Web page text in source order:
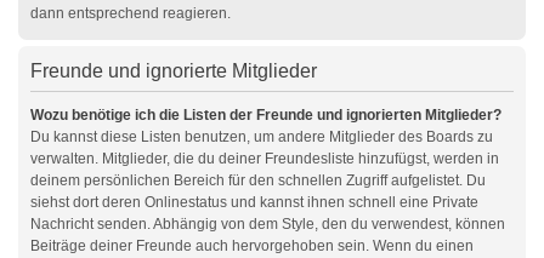
dann entsprechend reagieren.
Freunde und ignorierte Mitglieder
Wozu benötige ich die Listen der Freunde und ignorierten Mitglieder?
Du kannst diese Listen benutzen, um andere Mitglieder des Boards zu
verwalten. Mitglieder, die du deiner Freundesliste hinzufügst, werden in
deinem persönlichen Bereich für den schnellen Zugriff aufgelistet. Du
siehst dort deren Onlinestatus und kannst ihnen schnell eine Private
Nachricht senden. Abhängig von dem Style, den du verwendest, können
Beiträge deiner Freunde auch hervorgehoben sein. Wenn du einen